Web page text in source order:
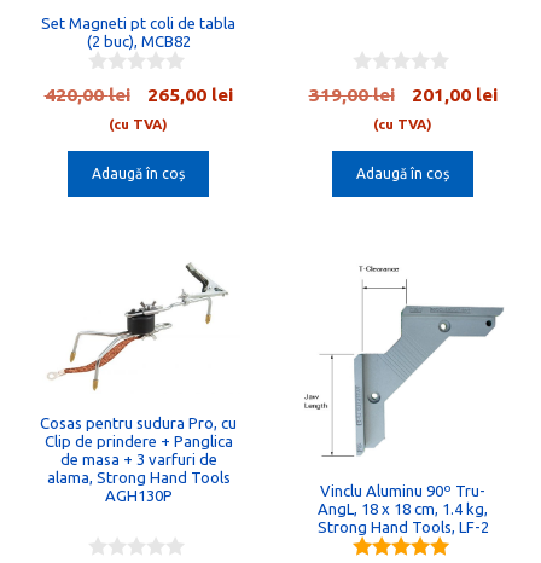
Set Magneti pt coli de tabla
(2 buc), MCB82
0
o
f
5
420,00lei
Prețul
inițial
a
fost:
265,00 leiPrețul
(cu TVA)
Adaugă în coș
0
o
f
5
319,00lei
Prețul
inițial
a
fost:
201,00 lei
(cu TVA)
Adaugă în coș
Cosas pentru sudura Pro, cu
Clip de prindere + Panglica
de masa + 3 varfuri de
alama, Strong Hand Tools
AGH130P
Vinclu Aluminu 90º Tru-
AngL, 18 x 18 cm, 1.4 kg,
Strong Hand Tools, LF-2